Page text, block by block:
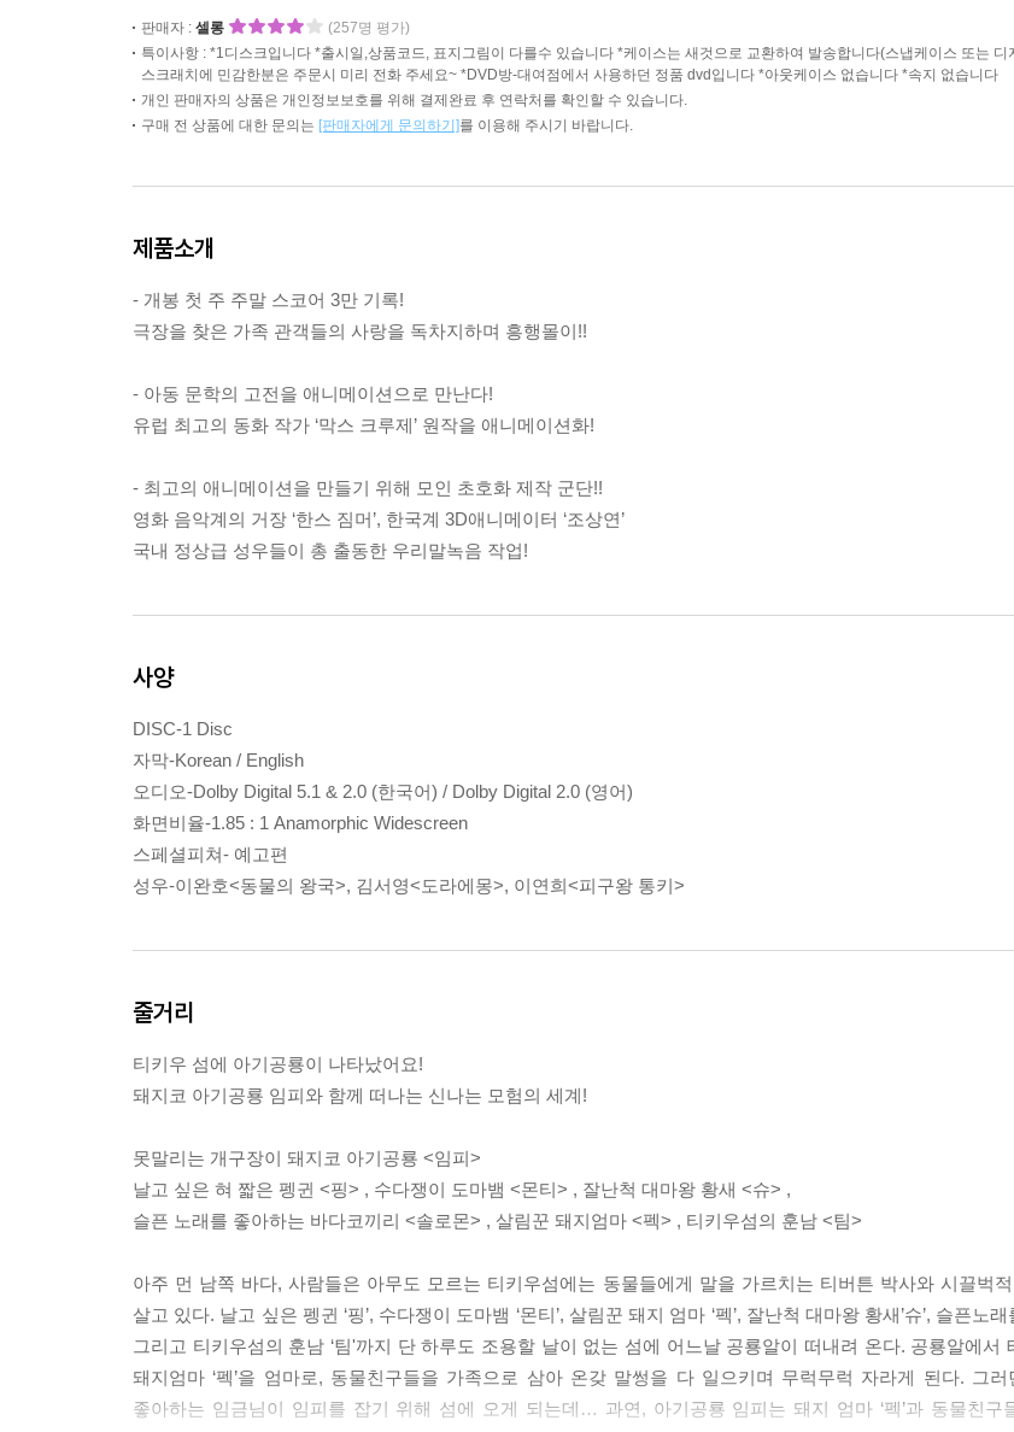
판매자 : 셀롱
(257명 평가)
특이사항 : *1디스크입니다 *출시일,상품코드, 표지그림이 다를수 있습니다 *케이스는 새것으로 교환하여 발송합니다(스냅케이스 또는
스크래치에 민감한분은 주문시 미리 전화 주세요~ *DVD방-대여점에서 사용하던 정품 dvd입니다 *아웃케이스 없습니다 *속지 없습니다
개인 판매자의 상품은 개인정보보호를 위해 결제완료 후 연락처를 확인할 수 있습니다.
구매 전 상품에 대한 문의는 [판매자에게 문의하기]를 이용해 주시기 바랍니다.
제품소개
- 개봉 첫 주 주말 스코어 3만 기록!
극장을 찾은 가족 관객들의 사랑을 독차지하며 흥행몰이!!
- 아동 문학의 고전을 애니메이션으로 만난다!
유럽 최고의 동화 작가 ‘막스 크루제’ 원작을 애니메이션화!
- 최고의 애니메이션을 만들기 위해 모인 초호화 제작 군단!!
영화 음악계의 거장 ‘한스 짐머’, 한국계 3D애니메이터 ‘조상연’
국내 정상급 성우들이 총 출동한 우리말녹음 작업!
사양
DISC-1 Disc
자막-Korean / English
오디오-Dolby Digital 5.1 & 2.0 (한국어) / Dolby Digital 2.0 (영어)
화면비율-1.85 : 1 Anamorphic Widescreen
스페셜피쳐- 예고편
성우-이완호<동물의 왕국>, 김서영<도라에몽>, 이연희<피구왕 통키>
줄거리
티키우 섬에 아기공룡이 나타났어요!
돼지코 아기공룡 임피와 함께 떠나는 신나는 모험의 세계!
못말리는 개구장이 돼지코 아기공룡 <임피>
날고 싶은 혀 짧은 펭귄 <핑> , 수다쟁이 도마뱀 <몬티> , 잘난척 대마왕 황새 <슈> ,
슬픈 노래를 좋아하는 바다코끼리 <솔로몬> , 살림꾼 돼지엄마 <펙> , 티키우섬의 훈남 <팀>
아주 먼 남쪽 바다, 사람들은 아무도 모르는 티키우섬에는 동물들에게 말을 가르치는 티버튼 박사와 시끌벅
살고 있다. 날고 싶은 펭귄 ‘핑’, 수다쟁이 도마뱀 ‘몬티’, 살림꾼 돼지 엄마 ‘펙’, 잘난척 대마왕 황새’슈’, 슬픈노
그리고 티키우섬의 훈남 ‘팀'까지 단 하루도 조용할 날이 없는 섬에 어느날 공룡알이 떠내려 온다. 공룡알에서
돼지엄마 ‘펙’을 엄마로, 동물친구들을 가족으로 삼아 온갖 말썽을 다 일으키며 무럭무럭 자라게 된다. 그
좋아하는 임금님이 임피를 잡기 위해 섬에 오게 되는데… 과연, 아기공룡 임피는 돼지 엄마 ‘펙’과 동물친구